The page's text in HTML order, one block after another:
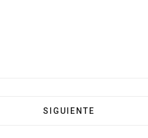
RUEDASARTÍCULO
SIGUIENTE